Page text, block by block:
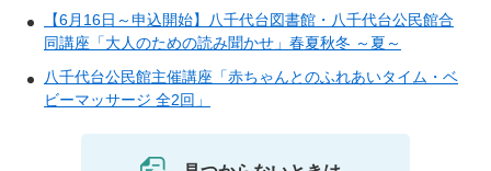
【6月16日～申込開始】八千代台図書館・八千代台公民館合
同講座「大人のための読み聞かせ」春夏秋冬 ～夏～
八千代台公民館主催講座「赤ちゃんとのふれあいタイム・ベ
ビーマッサージ 全2回」